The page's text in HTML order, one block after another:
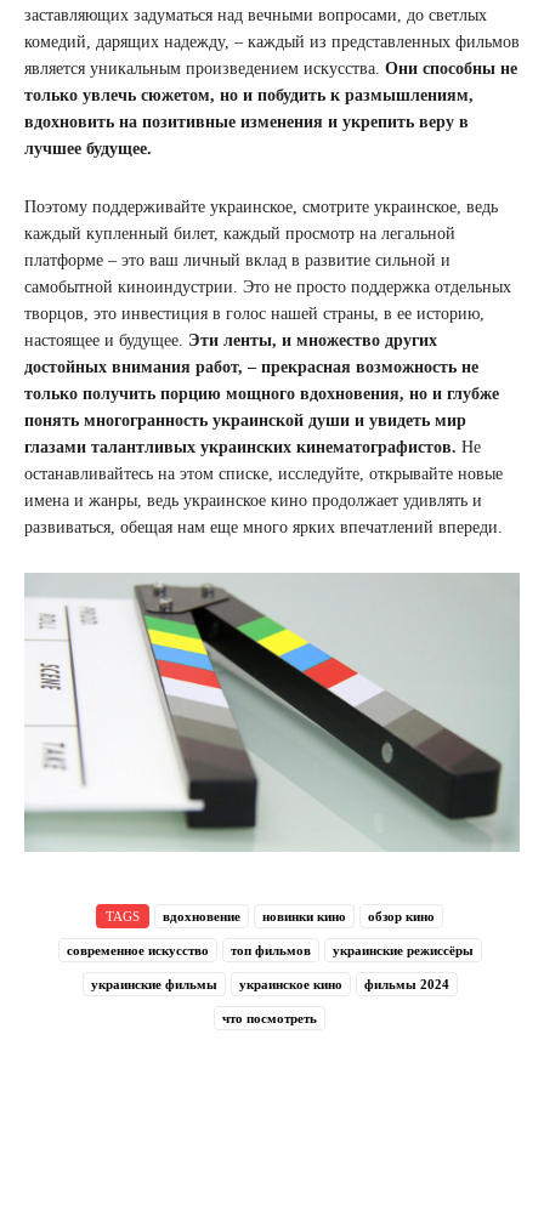
заставляющих задуматься над вечными вопросами, до светлых
комедий, дарящих надежду, – каждый из представленных фильмов
является уникальным произведением искусства. Они способны не
только увлечь сюжетом, но и побудить к размышлениям,
вдохновить на позитивные изменения и укрепить веру в
лучшее будущее.
Поэтому поддерживайте украинское, смотрите украинское, ведь
каждый купленный билет, каждый просмотр на легальной
платформе – это ваш личный вклад в развитие сильной и
самобытной киноиндустрии. Это не просто поддержка отдельных
творцов, это инвестиция в голос нашей страны, в ее историю,
настоящее и будущее. Эти ленты, и множество других
достойных внимания работ, – прекрасная возможность не
только получить порцию мощного вдохновения, но и глубже
понять многогранность украинской души и увидеть мир
глазами талантливых украинских кинематографистов. Не
останавливайтесь на этом списке, исследуйте, открывайте новые
имена и жанры, ведь украинское кино продолжает удивлять и
развиваться, обещая нам еще много ярких впечатлений впереди.
TAGS вдохновение новинки кино обзор кино
современное искусство топ фильмов украинские режиссёры
украинские фильмы украинское кино фильмы 2024
что посмотреть